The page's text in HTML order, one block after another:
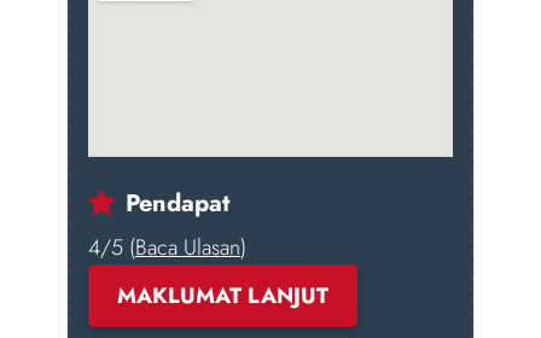
Pendapat
4/5 (Baca Ulasan)
MAKLUMAT LANJUT